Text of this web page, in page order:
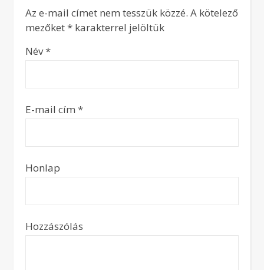
Az e-mail címet nem tesszük közzé. A kötelező
mezőket* karakterrel jelöltük
Név*
E-mail cím *
Honlap
Hozzászólás